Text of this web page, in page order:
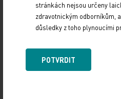
Vystavování ePoukazů
17. 12. 2024
Dnešní Poradna přináší
ePoukaz, kde ho lze uplatnit
při jeho předání pacientovi.
stránkách nejsou určeny
zdravotnickým odborníkům,
důsledky z toho plynoucími
POTVRDIT